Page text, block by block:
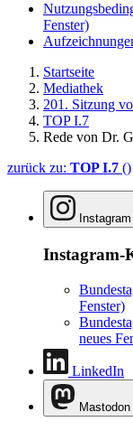
Fenster)
Startseite
Mediathek
201. Sitzung
TOP I.7
Rede von Dr.
zurück zu: TOP I.7 ()
Instagram
Instagram-
Fenster)
neues
LinkedIn
Mastodon